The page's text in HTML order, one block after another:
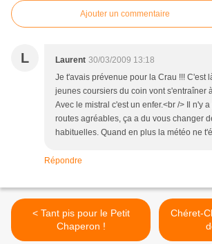
Ajouter un commentaire
L Laurent 30/03/2009 13:18
Je t'avais prévenue pour la Crau !!! C'est
jeunes coursiers du coin vont s'entraîner
Avec le mistral c'est un enfer.<br /> Il n'y
routes agréables, ça a du vous changer
habituelles. Quand en plus la météo ne
Répondre
< Tant pis pour le Petit
Chaperon !
Chéret-